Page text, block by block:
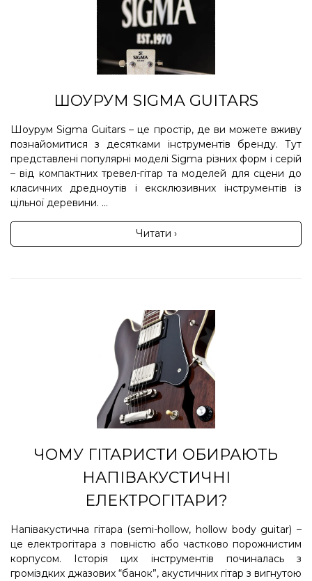
ШОУРУМ SIGMA GUITARS
Шоурум Sigma Guitars – це простір, де ви можете вживу
познайомитися з десятками інструментів бренду. Тут
представлені популярні моделі Sigma різних форм і серій
– від компактних тревел-гітар та моделей для сцени до
класичних дредноутів і ексклюзивних інструментів із
цільної деревини. ...
Читати ›
ЧОМУ ГІТАРИСТИ ОБИРАЮТЬ
НАПІВАКУСТИЧНІ
ЕЛЕКТРОГІТАРИ?
Напівакустична гітара (semi-hollow, hollow body guitar) –
це електрогітара з повністю або частково порожнистим
корпусом. Історія цих інструментів починалась з
громіздких джазових “банок”, акустичних гітар з вигнутою